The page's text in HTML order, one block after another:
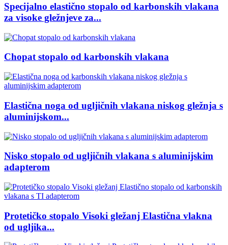
Specijalno elastično stopalo od karbonskih vlakana
za visoke gležnjeve za...
Chopat stopalo od karbonskih vlakana
Elastična noga od ugljičnih vlakana niskog gležnja s
aluminijskom...
Nisko stopalo od ugljičnih vlakana s aluminijskim
adapterom
Protetičko stopalo Visoki gležanj Elastična vlakna
od ugljika...